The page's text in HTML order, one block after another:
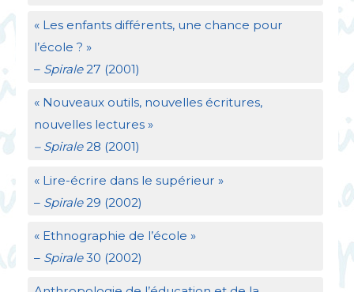
« Les enfants différents, une chance pour
l’école ? »
– Spirale27 (2001)
« Nouveaux outils, nouvelles écritures,
nouvelles lectures »
– Spirale28 (2001)
« Lire-écrire dans le supérieur »
– Spirale29 (2002)
« Ethnographie de l’école »
– Spirale30 (2002)